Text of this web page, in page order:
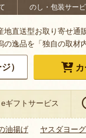
のし・包装サー
直送型お取り寄せ通
逸品を「独自の取材
）
eギフトサービス
油揚げ ヤスダヨー